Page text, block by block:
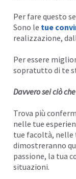
Per fare questo
Sono le tue
realizzazione,
Per essere
sopratutto di te
Davvero sei ciò
Trova più
nelle tue
tue facoltà, nelle
dimostreranno
passione, la tua
situazioni.